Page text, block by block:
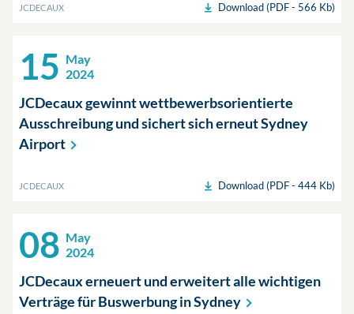
JCDECAUX Download (PDF - 566 Kb)
15 May
2024
JCDecaux gewinnt wettbewerbsorientierte
Ausschreibung und sichert sich erneut Sydney
Airport
JCDECAUX Download (PDF - 444 Kb)
08 May
2024
JCDecaux erneuert und erweitert alle wichtigen
Verträge für Buswerbung inSydney